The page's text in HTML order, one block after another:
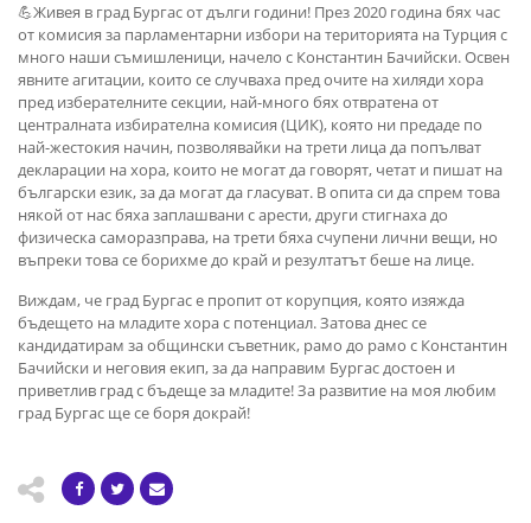
💪Живея в град Бургас от дълги години! През 2020 година бях час
от комисия за парламентарни избори на територията на Турция с
много наши съмишленици, начело с Константин Бачийски. Освен
явните агитации, които се случваха пред очите на хиляди хора
пред изберателните секции, най-много бях отвратена от
централната избирателна комисия (ЦИК), която ни предаде по
най-жестокия начин, позволявайки на трети лица да попълват
декларации на хора, които не могат да говорят, четат и пишат на
български език, за да могат да гласуват. В опита си да спрем това
някой от нас бяха заплашвани с арести, други стигнаха до
физическа саморазправа, на трети бяха счупени лични вещи, но
въпреки това се борихме до край и резултатът беше на лице.
Виждам, че град Бургас е пропит от корупция, която изяжда
бъдещето на младите хора с потенциал. Затова днес се
кандидатирам за общински съветник, рамо до рамо с Константин
Бачийски и неговия екип, за да направим Бургас достоен и
приветлив град с бъдеще за младите! За развитие на моя любим
град Бургас ще се боря докрай!